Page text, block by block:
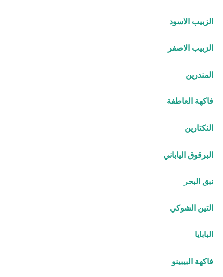
الزبيب الاسود
الزبيب الاصفر
المندرين
فاكهة العاطفة
النكتارين
البرقوق الياباني
نبق البحر
التين الشوكي
البابايا
فاكهة البيبينو